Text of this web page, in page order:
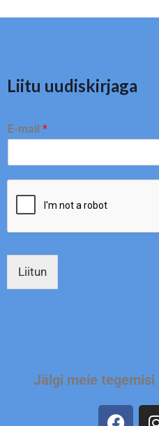
Liitu uudiskirjaga
E-mail *
Liitun
Jälgi meie